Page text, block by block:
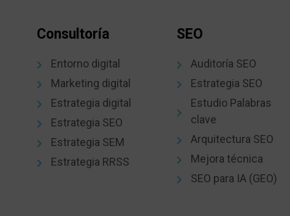
Consultoría
Entorno digital
Marketing digital
Estrategia digital
Estrategia SEO
Estrategia SEM
Estrategia RRSS
SEO
Auditoría SEO
Estrategia SEO
Estudio Palabras
clave
Arquitectura SEO
Mejora técnica
SEO para IA (GEO)